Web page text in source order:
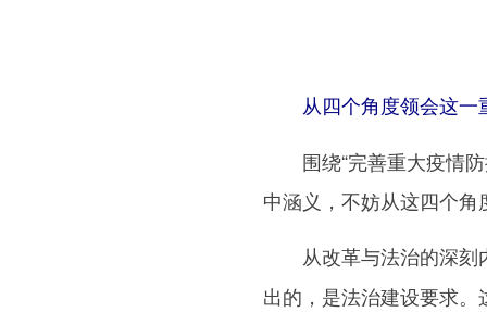
从四个角度领会这
围绕“完善重大疫情防
中涵义，不妨从这四个
从改革与法治的深刻
出的，是法治建设要求